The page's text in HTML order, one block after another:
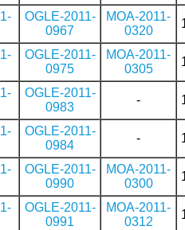
OGLE-2011-
0967
MOA-2011-
0320
OGLE-2011-
0975
MOA-2011-
0305
OGLE-2011-
0983
-
OGLE-2011-
0984
-
OGLE-2011-
0990
MOA-2011-
0300
OGLE-2011-
0991
MOA-2011-
0312